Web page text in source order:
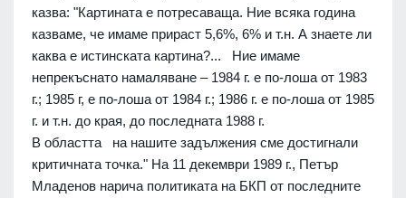
казва: "Картината е потресаваща. Ние всяка година
казваме, че имаме прираст 5,6%, 6% и т.н. А знаете ли
каква е истинската картина?... Ние имаме
непрекъснато намаляване – 1984 г. е по-лоша от 1983
г.; 1985 г, е по-лоша от 1984 г.; 1986 г. е по-лоша от 1985
г. и т.н. до края, до последната 1988 г.
В областта на нашите задължения сме достигнали
критичната точка." На 11 декември 1989 г., Петър
Младенов нарича политиката на БКП от последните